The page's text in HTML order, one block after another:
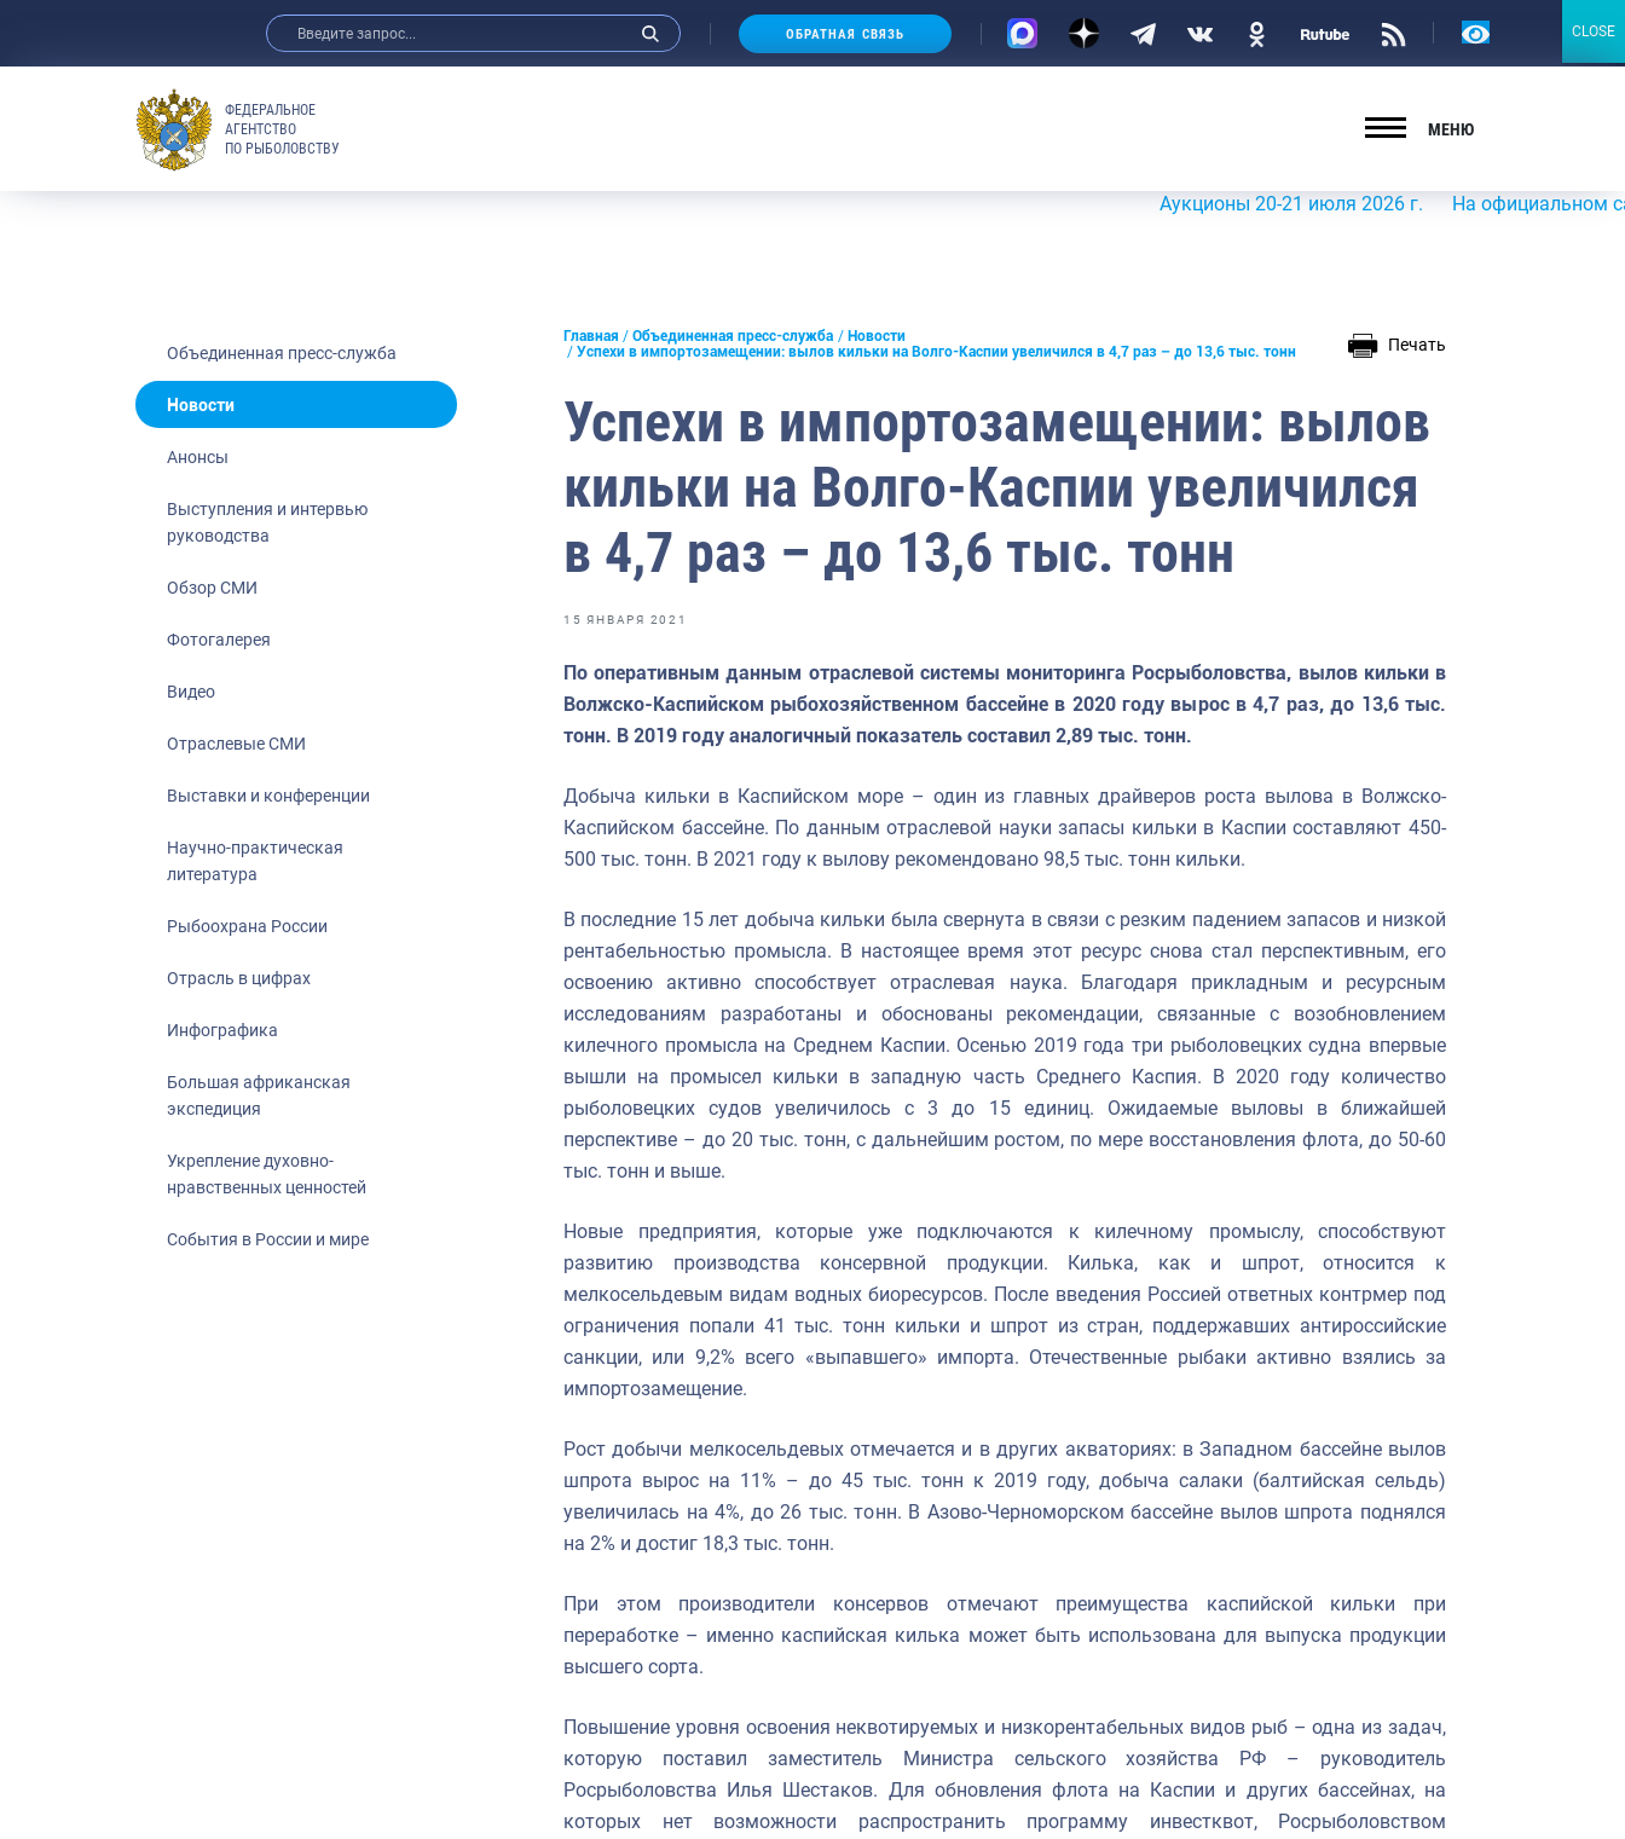
Анонсы
Отраслевые СМИ
Выставки и конференции
Рыбоохрана России
Отрасль в цифрах
Большая африканская экспедиция
ОБРАТНАЯ СВЯЗЬ
Версия
ФЕДЕРАЛЬНОЕ
АГЕНТСТВО
ПО РЫБОЛОВСТВУ
МЕНЮ
Аукционы 20-21 июля 2026 г. На официальном сайте
Объединенная пресс-служба
Новости
Анонсы
Выступления и интервью
руководства
Обзор СМИ
Фотогалерея
Видео
Отраслевые СМИ
Выставки и конференции
Научно-практическая
литература
Рыбоохрана России
Отрасль в цифрах
Инфографика
Большая африканская
экспедиция
Укрепление духовно-
нравственных ценностей
События в России и мире
Главная Объединенная пресс-служба
Новости
Успехи в импортозамещении: вылов кильки на Волго-Каспии увеличился в 4,7 раз – до 13,6 тыс. тонн
Печать
Успехи в импортозамещении: вылов
кильки на Волго-Каспии увеличился
в 4,7 раз – до 13,6 тыс. тонн
15 ЯНВАРЯ 2021
По оперативным данным отраслевой системы мониторинга Росрыболовства, вылов кильки в
Волжско-Каспийском рыбохозяйственном бассейне в 2020 году вырос в 4,7 раз, до 13,6 тыс.
тонн. В 2019 году аналогичный показатель составил 2,89 тыс. тонн.
Добыча кильки в Каспийском море – один из главных драйверов роста вылова в Волжско-
Каспийском бассейне. По данным отраслевой науки запасы кильки в Каспии составляют 450-
500 тыс. тонн. В 2021 году к вылову рекомендовано 98,5 тыс. тонн кильки.
В последние 15 лет добыча кильки была свернута в связи с резким падением запасов и низкой
рентабельностью промысла. В настоящее время этот ресурс снова стал перспективным, его
освоению активно способствует отраслевая наука. Благодаря прикладным и ресурсным
исследованиям разработаны и обоснованы рекомендации, связанные с возобновлением
килечного промысла на Среднем Каспии. Осенью 2019 года три рыболовецких судна впервые
вышли на промысел кильки в западную часть Среднего Каспия. В 2020 году количество
рыболовецких судов увеличилось с 3 до 15 единиц. Ожидаемые выловы в ближайшей
перспективе – до 20 тыс. тонн, с дальнейшим ростом, по мере восстановления флота, до 50-60
тыс. тонн и выше.
Новые предприятия, которые уже подключаются к килечному промыслу, способствуют
развитию производства консервной продукции. Килька, как и шпрот, относится к
мелкосельдевым видам водных биоресурсов. После введения Россией ответных контрмер под
ограничения попали 41 тыс. тонн кильки и шпрот из стран, поддержавших антироссийские
санкции, или 9,2% всего «выпавшего» импорта. Отечественные рыбаки активно взялись за
импортозамещение.
Рост добычи мелкосельдевых отмечается и в других акваториях: в Западном бассейне вылов
шпрота вырос на 11% – до 45 тыс. тонн к 2019 году, добыча салаки (балтийская сельдь)
увеличилась на 4%, до 26 тыс. тонн. В Азово-Черноморском бассейне вылов шпрота поднялся
на 2% и достиг 18,3 тыс. тонн.
При этом производители консервов отмечают преимущества каспийской кильки при
переработке – именно каспийская килька может быть использована для выпуска продукции
высшего сорта.
Повышение уровня освоения неквотируемых и низкорентабельных видов рыб – одна из задач,
которую поставил заместитель Министра сельского хозяйства РФ – руководитель
Росрыболовства Илья Шестаков. Для обновления флота на Каспии и других бассейнах, на
которых нет возможности распространить программу инвестквот, Росрыболовством
CLOSE
CLOSE